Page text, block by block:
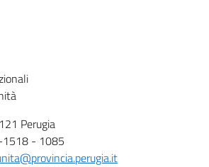
Perugia
- 1085